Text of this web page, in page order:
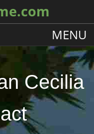
MENU
Cecilia